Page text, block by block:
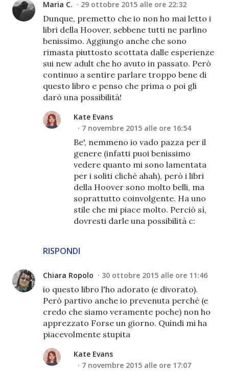
Maria C. 29 ottobre 2015 alle ore 22:32
Dunque, premetto che io non ho mai letto i
libri della Hoover, sebbene tutti ne parlino
benissimo. Aggiungo anche che sono
rimasta piuttosto scottata dalle esperienze
sui new adult che ho avuto in passato. Però
continuo a sentire parlare troppo bene di
questo libro e penso che prima o poi gli
darò una possibilità!
RISPONDI
Kate Evans
7 novembre 2015 alle ore 16:54
Be', nemmeno io vado pazza per il
genere (infatti puoi benissimo
vedere quanto mi sono lamentata
per i soliti clichè ahah), però i libri
della Hoover sono molto belli, ma
soprattutto coinvolgente. Ha uno
stile che mi piace molto. Perciò sì,
dovresti darle una possibilità c:
Chiara Ropolo 30 ottobre 2015 alle ore 11:46
io questo libro l'ho adorato (e divorato).
Però partivo anche io prevenuta perché (e
credo che siamo veramente poche) non ho
apprezzato Forse un giorno. Quindi mi ha
piacevolmente stupita
Kate Evans
7 novembre 2015 alle ore 17:07